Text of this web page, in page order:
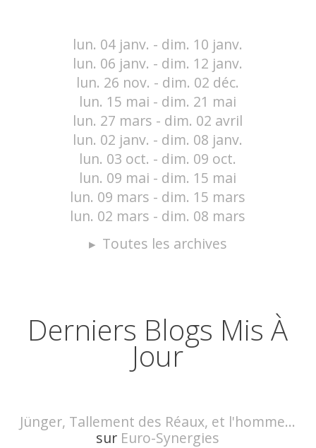
lun. 04 janv. - dim. 10 janv.
lun. 06 janv. - dim. 12 janv.
lun. 26 nov. - dim. 02 déc.
lun. 15 mai - dim. 21 mai
lun. 27 mars - dim. 02 avril
lun. 02 janv. - dim. 08 janv.
lun. 03 oct. - dim. 09 oct.
lun. 09 mai - dim. 15 mai
lun. 09 mars - dim. 15 mars
lun. 02 mars - dim. 08 mars
Toutes les archives
Derniers Blogs Mis À
Jour
Jünger, Tallement des Réaux, et l'homme...
sur Euro-Synergies